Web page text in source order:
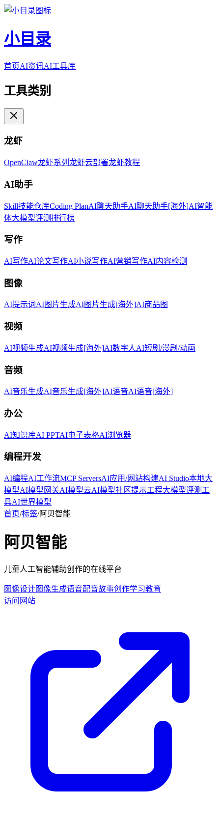
小目录
首页AI资讯AI工具库
工具类别
龙虾
OpenClaw龙虾系列 龙虾云部署龙虾教程
AI助手
Skill技能仓库Coding PlanAI聊天助手AI聊天助手[海外]AI智能
体大模型评测排行榜
写作
AI写作AI论文写作AI小说写作AI营销写作AI内容检测
图像
AI提示词AI图片生成AI图片生成[海外]AI商品图
视频
AI视频生成AI视频生成[海外]AI数字人AI短剧/漫剧/动画
音频
AI音乐生成AI音乐生成[海外]AI语音AI语音[海外]
办公
AI知识库AI PPTAI电子表格AI浏览器
编程开发
AI编程AI工作流MCP ServersAI应用/网站构建AI Studio本地大
模型AI模型网关AI模型云AI模型社区提示工程大模型评测工
具AI世界模型
首页/标签/阿贝智能
阿贝智能
儿童人工智能辅助创作的在线平台
图像设计图像生成语音配音故事创作学习教育
访问网站